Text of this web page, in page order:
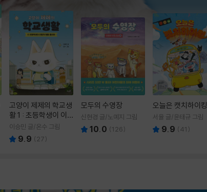
고양이 제제의 학교생
활 1 : 초등학생이 이
렇게 힘들 줄이야
이승민 글/온수 그림
9.9 ( 27)
모두의 수영장
신현경 글/노예지 그림
10.0 (126)
오늘은 캣치하이킹
서율 글/윤태규 그림
9.9 (41 )